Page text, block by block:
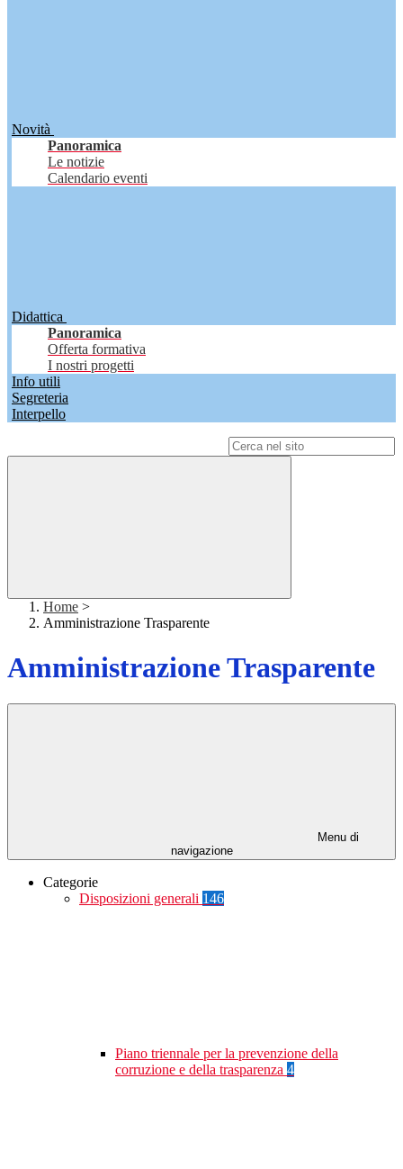
Novità
Panoramica
Le notizie
Calendario eventi
Didattica
Panoramica
Offerta formativa
I nostri progetti
Info utili
Segreteria
Interpello
Home >
Amministrazione Trasparente
Amministrazione Trasparente
Menu di
navigazione
Categorie
Disposizioni generali 146
Piano triennale per la prevenzione della
corruzione e della trasparenza 4